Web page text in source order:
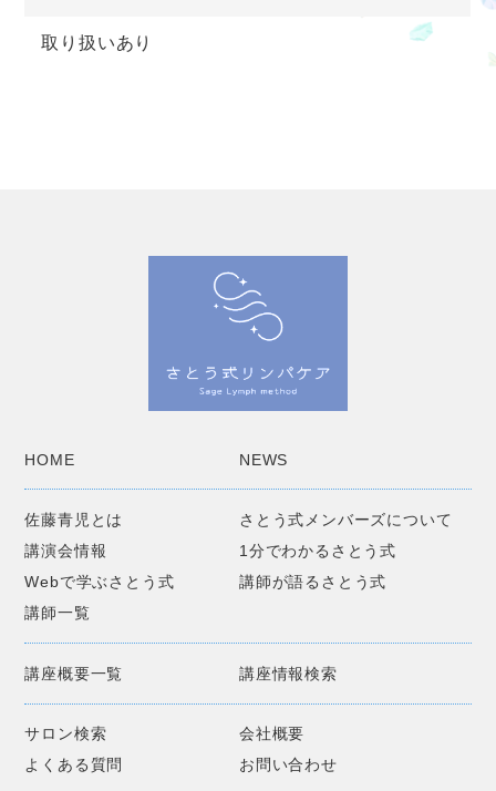
取り扱いあり
HOME NEWS
佐藤青児とは
さとう式メンバーズについて
講演会情報
1分でわかるさとう式
Webで学ぶさとう式
講師が語るさとう式
講師一覧
講座概要一覧 講座情報検索
サロン検索
会社概要
よくある質問
お問い合わせ